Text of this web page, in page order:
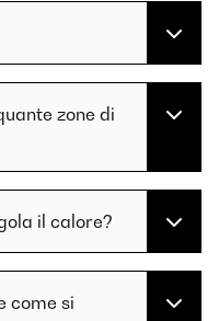
zone di
il calore?
come si